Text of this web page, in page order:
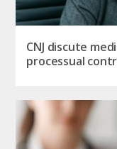
CNJ discute
processual